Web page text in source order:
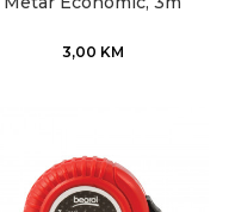
3,00 KM